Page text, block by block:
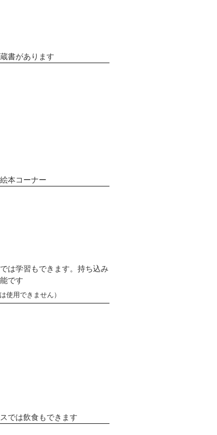
書があります
本コーナー
は学習もできます。持ち込み
です
使用できません）
では飲食もできます